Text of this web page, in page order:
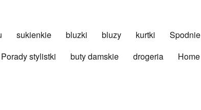
sukienkie bluzki bluzy kurtki Spodnie
Porady stylistki buty damskie drogeria Home